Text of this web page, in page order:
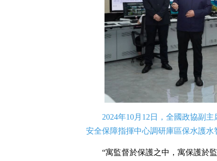
2024年10月12日，全國政協副
安全保障指揮中心調研庫區保水護水
“寓監督於保護之中，寓保護於